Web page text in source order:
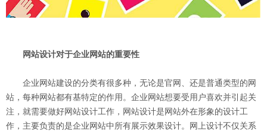
网站设计对于企业网站的重要性
企业网站建设的分类有很多种，无论是官网、还是普通类型的网
站，每种网站都有基特定的作用。企业网站想要受用户喜欢并引起关
注，就需要做好网站设计工作，网站设计是网站外在形象的设计工
作，主要负责的是企业网站中所有展示效果设计。网上设计不仅关系